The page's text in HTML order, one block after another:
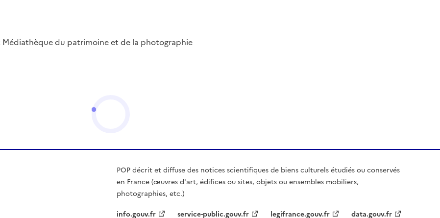
Médiathèque du patrimoine et de la photographie
POP décrit et diffuse des notices scientifiques de biens culturels étudiés ou conservés
en France (œuvres d'art, édifices ou sites, objets ou ensembles mobiliers,
photographies, etc.)
info.gouv.fr
service-public.gouv.fr legifrance.gouv.fr data.gouv.fr